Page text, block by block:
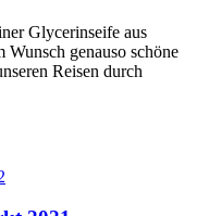
Glycerinseife aus
genauso schöne
Reisen durch